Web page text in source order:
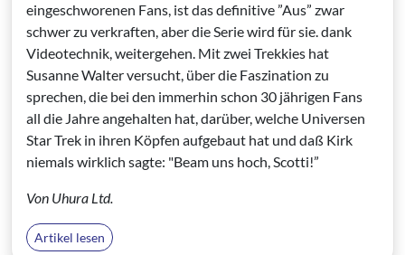
eingeschworenen Fans, ist das definitive ”Aus” zwar
schwer zu verkraften, aber die Serie wird für sie. dank
Videotechnik, weitergehen. Mit zwei Trekkies hat
Susanne Walter versucht, über die Faszination zu
sprechen, die bei den immerhin schon 30 jährigen Fans
all die Jahre angehalten hat, darüber, welche Universen
Star Trek in ihren Köpfen aufgebaut hat und daß Kirk
niemals wirklich sagte: "Beam uns hoch, Scotti!”
Von Uhura Ltd.
Artikel lesen